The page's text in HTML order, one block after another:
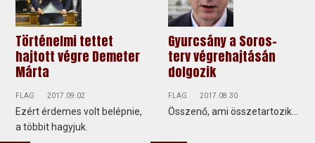
Történelmi tettet
hajtott végre Demeter
Márta
FLAG 2017.09.02
Ezért érdemes volt belépnie,
a többit hagyjuk.
Gyurcsány a Soros-
terv végrehajtásán
dolgozik
FLAG 2017.08.30
Összenő, ami összetartozik...